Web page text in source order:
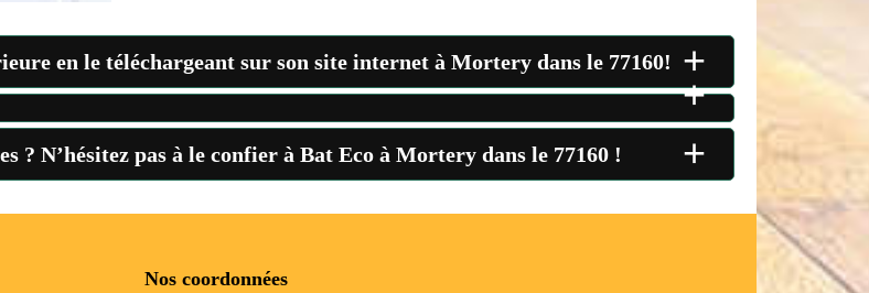
en le téléchargeant sur son site internet à Mortery dans le 77160! +
+
? N’hésitez pas à le confier à Bat Eco à Mortery dans le 77160 ! +
Nos coordonnées